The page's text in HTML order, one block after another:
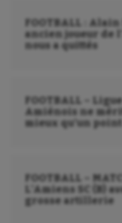
FOOTBALL :
ancien joueur de
nous a quittés
FOOTBALL –
Amiénois ne
mieux qu’un
FOOTBALL –
L’Amiens SC (B)
grosse artillerie